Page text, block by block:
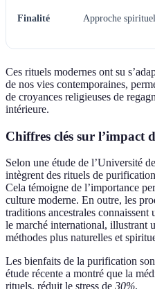
Finalité Approche
Ces rituels modernes ont su
de nos vies contemporaines,
de croyances religieuses de
intérieure.
Chiffres clés sur l’impact
Selon une étude de l’Université
intègrent des rituels de
Cela témoigne de l’importance
culture moderne. En outre, les
traditions ancestrales connaissent
le marché international, illustrant
méthodes plus naturelles et
Les bienfaits de la purification
étude récente a montré que la
rituels, réduit le stress de 30%.